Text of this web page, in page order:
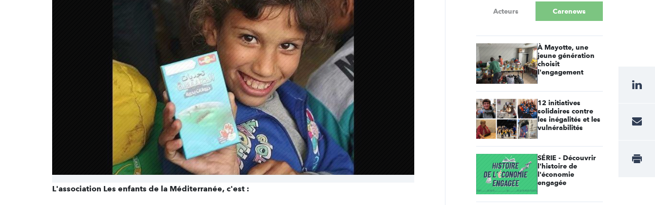
L'association Les enfants de la Méditerranée, c'est :
Acteurs Carenews
À Mayotte, une
jeune génération
choisit
l'engagement
12 initiatives
solidaires contre
les inégalités et les
vulnérabilités
SÉRIE - Découvrir
l'histoire de
l'économie
engagée